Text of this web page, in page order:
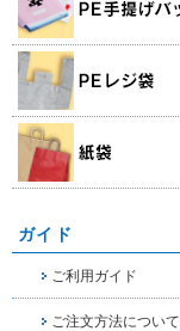
ガイド
ご利用ガイド
ご注文方法について